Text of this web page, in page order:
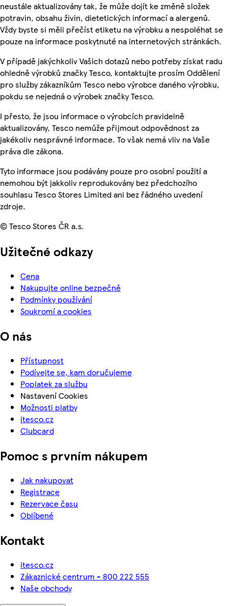
neustále aktualizovány tak, že může dojít ke změně složek
potravin, obsahu živin, dietetických informací a alergenů.
Vždy byste si měli přečíst etiketu na výrobku a nespoléhat se
pouze na informace poskytnuté na internetových stránkách.
V případě jakýchkoliv Vašich dotazů nebo potřeby získat radu
ohledně výrobků značky Tesco, kontaktujte prosím Oddělení
pro služby zákazníkům Tesco nebo výrobce daného výrobku,
pokdu se nejedná o výrobek značky Tesco.
I přesto, že jsou informace o výrobcích pravidelně
aktualizovány, Tesco nemůže přijmout odpovědnost za
jakékoliv nesprávné informace. To však nemá vliv na Vaše
práva dle zákona.
Tyto informace jsou podávány pouze pro osobní použití a
nemohou být jakkoliv reprodukovány bez předchozího
souhlasu Tesco Stores Limited ani bez řádného uvedení
zdroje.
© Tesco Stores ČR a.s.
Užitečné odkazy
Cena
Nakupujte online bezpečně
Podmínky používání
Soukromí a cookies
O nás
Přístupnost
Podívejte se, kam doručujeme
Poplatek za službu
Nastavení Cookies
Možnosti platby
itesco.cz
Clubcard
Pomoc s prvním nákupem
Jak nakupovat
Registrace
Rezervace času
Oblíbené
Kontakt
itesco.cz
Zákaznické centrum - 800 222 555
Naše obchody